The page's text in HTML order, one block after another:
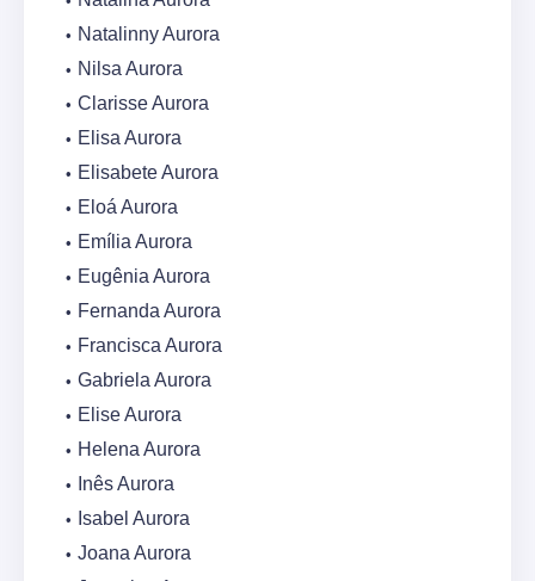
Natalinny Aurora
Nilsa Aurora
Clarisse Aurora
Elisa Aurora
Elisabete Aurora
Eloá Aurora
Emília Aurora
Eugênia Aurora
Fernanda Aurora
Francisca Aurora
Gabriela Aurora
Elise Aurora
Helena Aurora
Inês Aurora
Isabel Aurora
Joana Aurora